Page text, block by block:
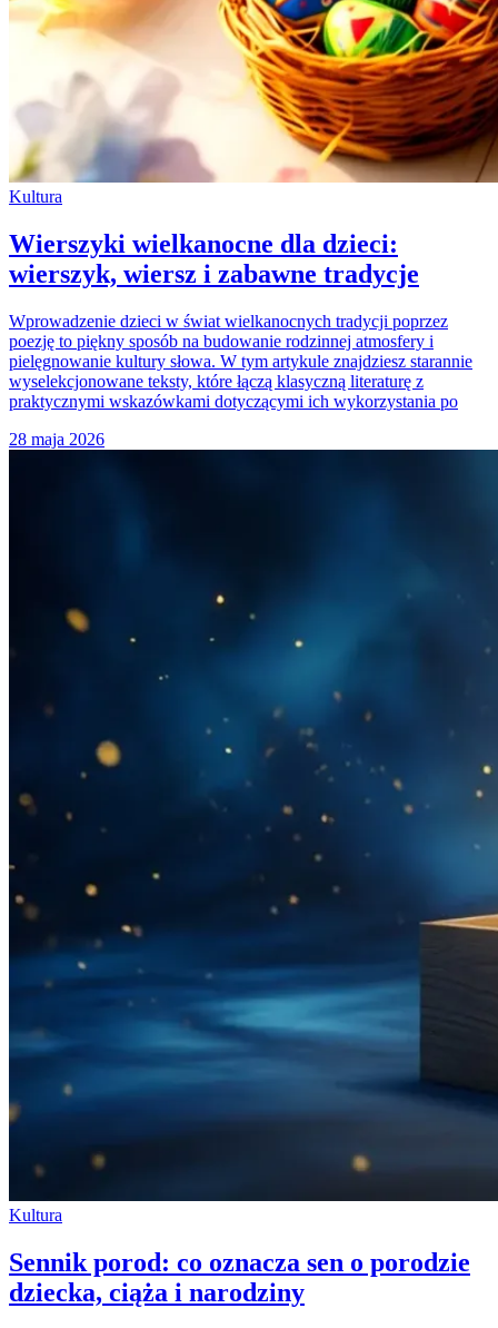
Kultura
Wierszyki wielkanocne dla dzieci:
wierszyk, wiersz i zabawne tradycje
Wprowadzenie dzieci w świat wielkanocnych tradycji poprzez
poezję to piękny sposób na budowanie rodzinnej atmosfery i
pielęgnowanie kultury słowa. W tym artykule znajdziesz starannie
wyselekcjonowane teksty, które łączą klasyczną literaturę z
praktycznymi wskazówkami dotyczącymi ich wykorzystania po
28 maja 2026
Kultura
Sennik porod: co oznacza sen o porodzie
dziecka, ciąża i narodziny